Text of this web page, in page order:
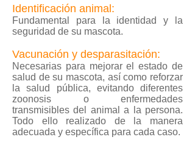
Identificación animal:
Fundamental para la identidad y la
seguridad de su mascota.
Vacunación y desparasitación:
Necesarias para mejorar el estado de
salud de su mascota, así como reforzar
la salud pública, evitando diferentes
zoonosis o enfermedades
transmisibles del animal a la persona.
Todo ello realizado de la manera
adecuada y específica para cada caso.